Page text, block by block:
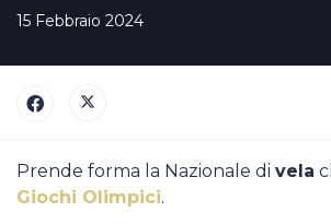
Discipline
News
15 Febbraio 2024
Prende forma la Nazionale di vela
Giochi Olimpici.